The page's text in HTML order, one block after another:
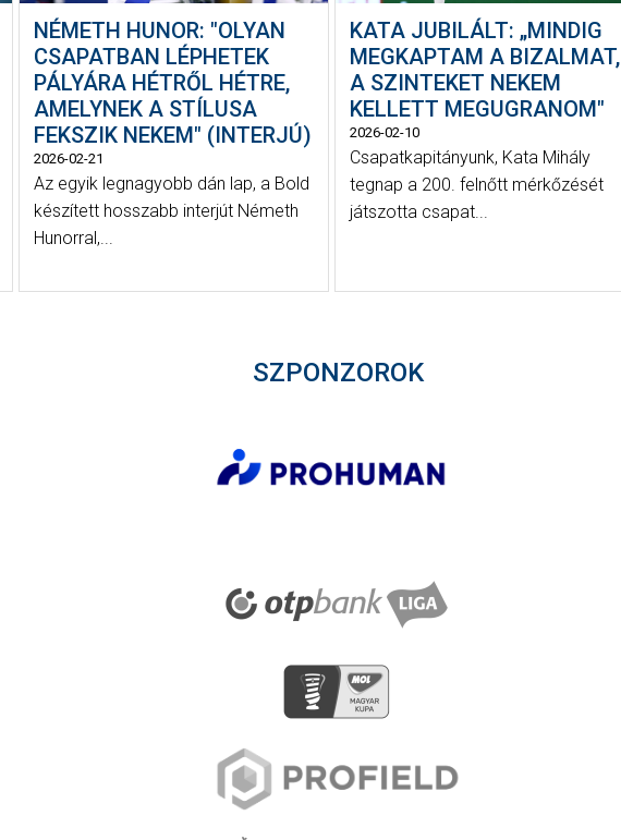
NÉMETH HUNOR: "OLYAN
CSAPATBAN LÉPHETEK
PÁLYÁRA HÉTRŐL HÉTRE,
AMELYNEK A STÍLUSA
FEKSZIK NEKEM" (INTERJÚ)
2026-02-21
Az egyik legnagyobb dán lap, a Bold
készített hosszabb interjút Németh
Hunorral,...
KATA JUBILÁLT: „MINDIG
MEGKAPTAM A BIZALMAT,
A SZINTEKET NEKEM
KELLETT MEGUGRANOM"
2026-02-10
Csapatkapitányunk, Kata Mihály
tegnap a 200. felnőtt mérkőzését
játszotta csapat...
SZPONZOROK